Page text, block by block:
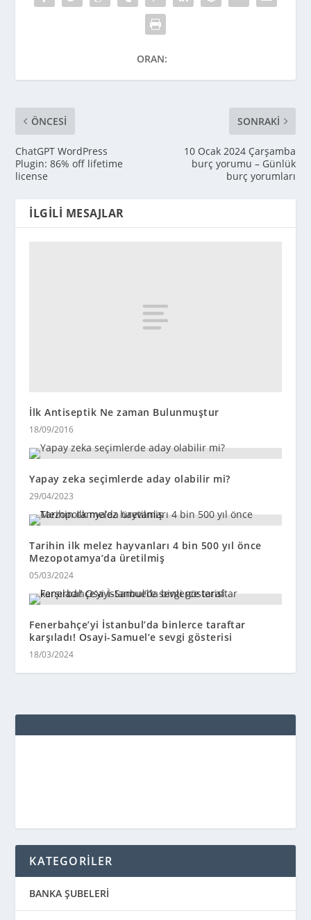
ORAN:
ÖNCESI
ChatGPT WordPress
Plugin: 86% off lifetime
license
SONRAKI
10 Ocak 2024 Çarşamba
burç yorumu – Günlük
burç yorumları
İLGILI MESAJLAR
İlk Antiseptik Ne zaman Bulunmuştur
18/09/2016
Yapay zeka seçimlerde aday olabilir mi?
29/04/2023
Tarihin ilk melez hayvanları 4 bin 500 yıl önce
Mezopotamya’da üretilmiş
05/03/2024
Fenerbahçe’yi İstanbul’da binlerce taraftar
karşıladı! Osayi-Samuel’e sevgi gösterisi
18/03/2024
KATEGORİLER
BANKA ŞUBELERİ